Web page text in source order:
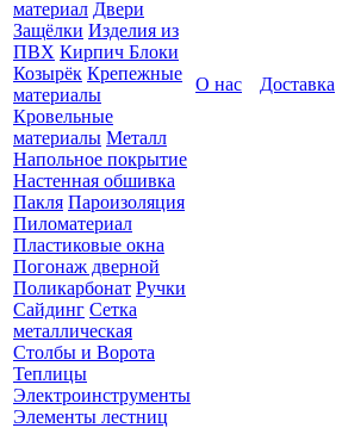
материал Двери
Защёлки Изделия из
ПВХ Кирпич Блоки
Козырёк Крепежные
материалы
Кровельные
материалы Металл
Напольное покрытие
Настенная обшивка
Пакля Пароизоляция
Пиломатериал
Пластиковые окна
Погонаж дверной
Поликарбонат Ручки
Сайдинг Сетка
металлическая
Столбы и Ворота
Теплицы
Электроинструменты
Элементы лестниц
О нас Доставка